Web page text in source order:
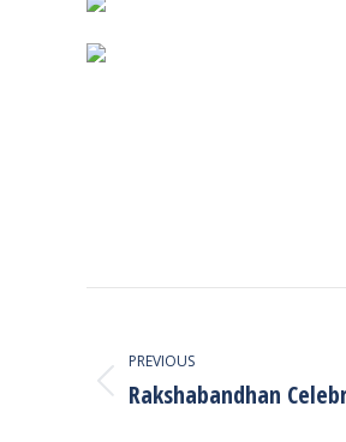
navigation
PREVIOUS
Previous
Rakshabandhan